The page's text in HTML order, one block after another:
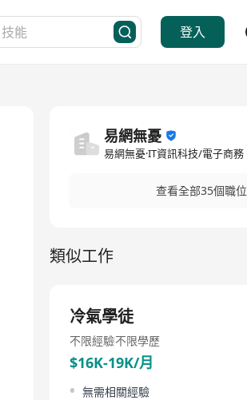
登入
易網無憂
易網無憂·IT資訊科技/電子商務
查看全部35個職位
類似工作
冷氣學徒
不限經驗不限學歷
$16K-19K/月
無需相關經驗